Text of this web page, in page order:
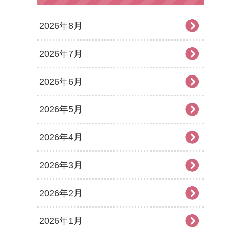
2026年8月
2026年7月
2026年6月
2026年5月
2026年4月
2026年3月
2026年2月
2026年1月